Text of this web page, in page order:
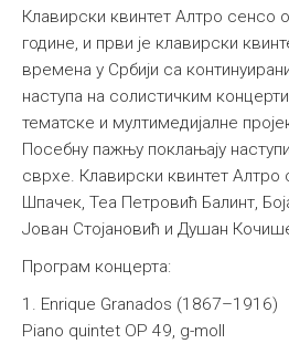
Клавирски квинтет Алтро сенсо
године, и први је клавирски
времена у Србији са
наступа на солистичким
тематске и мултимедијалне
Посебну пажњу поклањају
сврхе. Клавирски квинтет
Шпачек, Теа Петровић Балинт,
Јован Стојановић и Душан
Програм концерта:
1. Enrique Granados (1867–1916)
Piano quintet OP 49, g-moll